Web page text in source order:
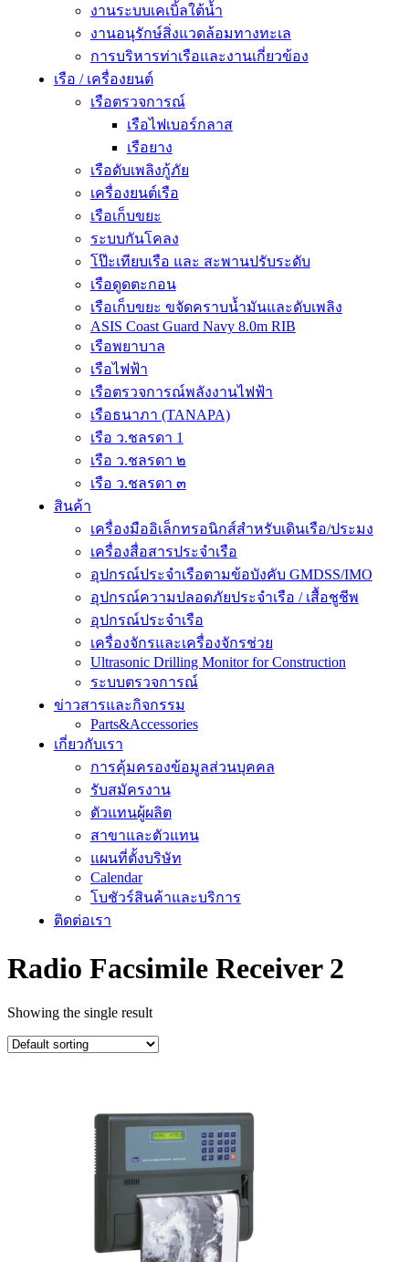
งานระบบเคเบิ้ลใต้น้ำ
งานอนุรักษ์สิ่งแวดล้อมทางทะเล
การบริหารท่าเรือและงานเกี่ยวข้อง
เรือ / เครื่องยนต์
เรือตรวจการณ์
เรือไฟเบอร์กลาส
เรือยาง
เรือดับเพลิงกู้ภัย
เครื่องยนต์เรือ
เรือเก็บขยะ
ระบบกันโคลง
โป๊ะเทียบเรือ และ สะพานปรับระดับ
เรือดูดตะกอน
เรือเก็บขยะ ขจัดคราบน้ำมันและดับเพลิง
ASIS Coast Guard Navy 8.0m RIB
เรือพยาบาล
เรือไฟฟ้า
เรือตรวจการณ์พลังงานไฟฟ้า
เรือธนาภา (TANAPA)
เรือ ว.ชลรดา 1
เรือ ว.ชลรดา ๒
เรือ ว.ชลรดา ๓
สินค้า
เครื่องมืออิเล็กทรอนิกส์สำหรับเดินเรือ/ประมง
เครื่องสื่อสารประจำเรือ
อุปกรณ์ประจำเรือตามข้อบังคับ GMDSS/IMO
อุปกรณ์ความปลอดภัยประจำเรือ / เสื้อชูชีพ
อุปกรณ์ประจำเรือ
เครื่องจักรและเครื่องจักรช่วย
Ultrasonic Drilling Monitor for Construction
ระบบตรวจการณ์
ข่าวสารและกิจกรรม
Parts&Accessories
เกี่ยวกับเรา
การคุ้มครองข้อมูลส่วนบุคคล
รับสมัครงาน
ตัวแทนผู้ผลิต
สาขาและตัวแทน
แผนที่ตั้งบริษัท
Calendar
โบชัวร์สินค้าและบริการ
ติดต่อเรา
Radio Facsimile Receiver 2
Showing the single result